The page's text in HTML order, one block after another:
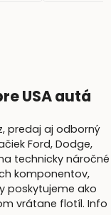
USA autá
predaj aj odborný
Ford, Dodge,
technicky náročné
komponentov,
poskytujeme ako
vrátane flotíl. Info